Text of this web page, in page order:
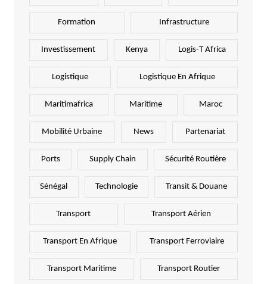
Formation Infrastructure
Investissement Kenya Logis-T Africa
Logistique Logistique En Afrique
Maritimafrica Maritime Maroc
Mobilité Urbaine News Partenariat
Ports Supply Chain Sécurité Routière
Sénégal Technologie Transit & Douane
Transport Transport Aérien
Transport En Afrique Transport Ferroviaire
Transport Maritime Transport Routier